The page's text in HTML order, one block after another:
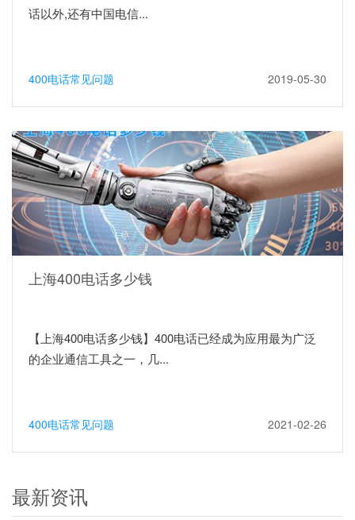
话以外,还有中国电信...
400电话常见问题 2019-05-30
上海400电话多少钱
【上海400电话多少钱】400电话已经成为应用最为广泛
的企业通信工具之一，几...
400电话常见问题 2021-02-26
最新资讯